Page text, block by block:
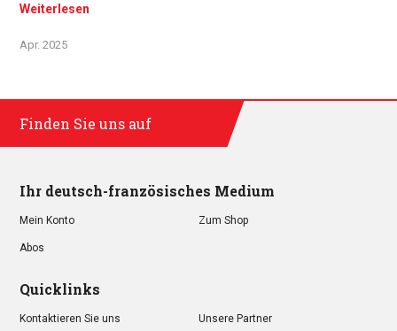
Weiterlesen
Apr. 2025
Finden Sie uns auf
Ihr deutsch-französisches Medium
Mein Konto Zum Shop
Abos
Quicklinks
Kontaktieren Sie uns Unsere Partner